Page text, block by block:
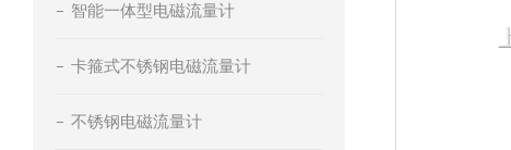
智能一体型电磁流量计
卡箍式不锈钢电磁流量计
不锈钢电磁流量计